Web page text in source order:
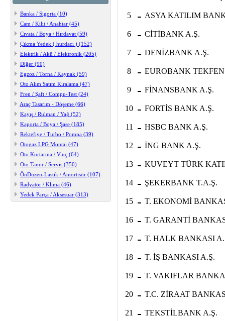
Banka / Sigorta (10)
Cam / Kilit / Anahtar (45)
Cıvata / Boya / Hırdavat (59)
Çıkma Yedek ( hurdacı ) (152)
Elektrik / Akü / Elektronik (205)
Diğer (90)
Egzoz / Torna / Kaynak (59)
Oto Alım Satım Kiralama (47)
Fren / Şaft / Compu-Test (24)
Araç Tasarım - Döşeme (66)
Kayış / Rulman / Yağ (52)
Kaporta / Boya / Şase (185)
Rektefiye / Turbo / Pompa (39)
Otogaz LPG Montaj (47)
Oto Kurtarma / Vinç (64)
Oto Tamir / Servis (350)
ÖnDüzen-Lastik / Amortisör (107)
Radyatör / Klima (46)
Yedek Parça / Aksesuar (313)
5 - ASYA KATILIM
6 - CİTİBANK A.Ş.
7 - DENİZBANK A.Ş.
8 - EUROBANK TEKFEN
9 - FİNANSBANK A.Ş.
10 - FORTİS BANK A.Ş.
11 - HSBC BANK A.Ş.
12 - İNG BANK A.Ş.
13 - KUVEYT TÜRK
14 - ŞEKERBANK T.A.Ş.
15 - T. EKONOMİ
16 - T. GARANTİ
17 - T. HALK BANKASI
18 - T. İŞ BANKASI A.Ş.
19 - T. VAKIFLAR
20 - T.C. ZİRAAT
21 - TEKSTİLBANK A.Ş.